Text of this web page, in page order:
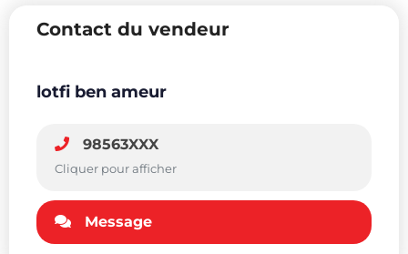
Contact du vendeur
lotfi ben ameur
98563XXX
Cliquer pour afficher
Message